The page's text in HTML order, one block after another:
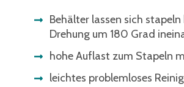
Behälter lassen sich
Drehung um 180 Grad
hohe Auflast zum Stapeln
leichtes problemloses